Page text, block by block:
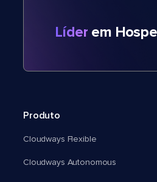
Líder em
Produto
Cloudways Flexible
Cloudways Autonomous